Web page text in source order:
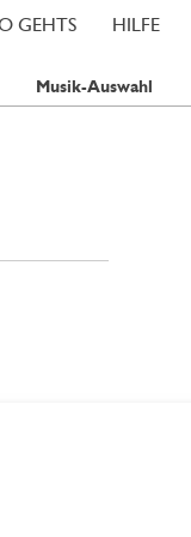
HILFE
GEHTS
Musik-Auswahl